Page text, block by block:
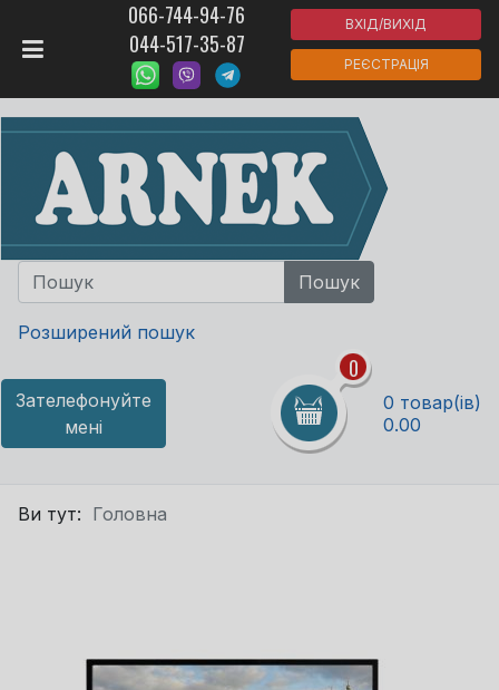
066-744-94-76
044-517-35-87
ВХІД/ВИХІД
РЕЄСТРАЦІЯ
Розширений пошук
Зателефонуйте
мені
0
0 товар(ів)
0.00
Ви тут: Головна